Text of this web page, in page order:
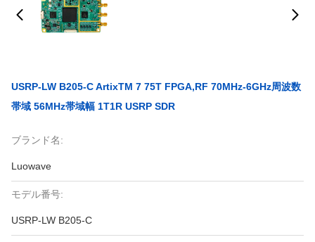
USRP-LW B205-C ArtixTM 7 75T FPGA,RF 70MHz-6GHz周波数
帯域 56MHz帯域幅 1T1R USRP SDR
ブランド名:
Luowave
モデル番号:
USRP-LW B205-C